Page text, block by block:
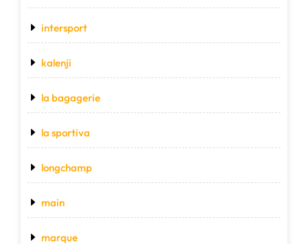
intersport
kalenji
la bagagerie
la sportiva
longchamp
main
marque